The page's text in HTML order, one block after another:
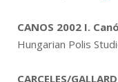
CANOS 2002 I.
Hungarian Polis
CARCELES/